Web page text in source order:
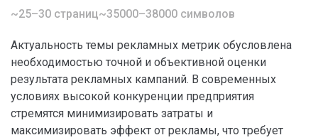
~25–30 страниц~35000–38000 символов
Актуальность темы рекламных метрик обусловлена
необходимостью точной и объективной оценки
результата рекламных кампаний. В современных
условиях высокой конкуренции предприятия
стремятся минимизировать затраты и
максимизировать эффект от рекламы, что требует